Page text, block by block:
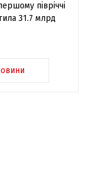
півріччі
31.7 млрд